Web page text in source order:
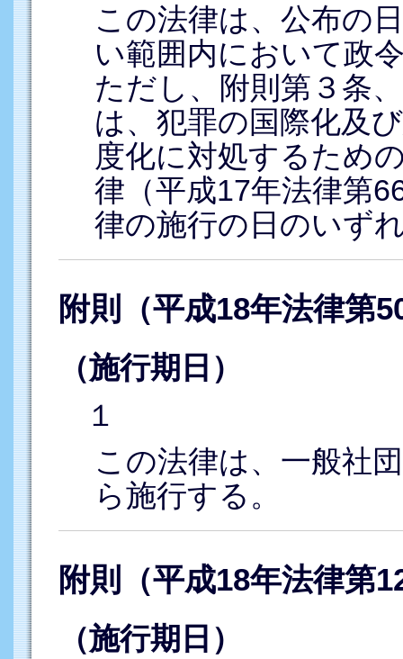
この法律は、公布の
い範囲内において政
ただし、附則第３条
は、犯罪の国際化及
度化に対処するため
律（平成17年法律第
律の施行の日のいず
附則（平成18年法律第
（施行期日）
１
この法律は、一般社
ら施行する。
附則（平成18年法律第
（施行期日）